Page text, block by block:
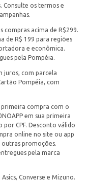
Consulte os termos e
compras acima de R$299.
de R$ 199 para regiões
e econômica.
pela Pompéia.
juros, com parcela
Pompéia, com
primeira compra com o
em sua primeira
por CPF. Desconto válido
online no site ou app
promoções.
pela marca
Asics, Converse e Mizuno.